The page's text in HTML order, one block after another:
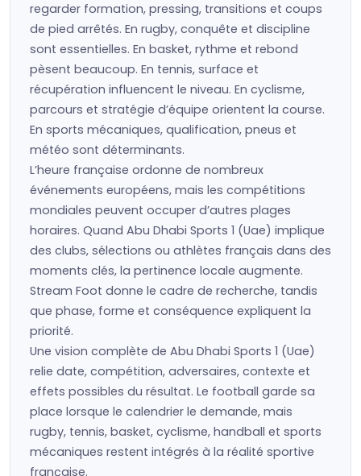
regarder formation, pressing, transitions et coups
de pied arrêtés. En rugby, conquête et discipline
sont essentielles. En basket, rythme et rebond
pèsent beaucoup. En tennis, surface et
récupération influencent le niveau. En cyclisme,
parcours et stratégie d’équipe orientent la course.
En sports mécaniques, qualification, pneus et
météo sont déterminants.
L’heure française ordonne de nombreux
événements européens, mais les compétitions
mondiales peuvent occuper d’autres plages
horaires. Quand Abu Dhabi Sports 1 (Uae) implique
des clubs, sélections ou athlètes français dans des
moments clés, la pertinence locale augmente.
Stream Foot donne le cadre de recherche, tandis
que phase, forme et conséquence expliquent la
priorité.
Une vision complète de Abu Dhabi Sports 1 (Uae)
relie date, compétition, adversaires, contexte et
effets possibles du résultat. Le football garde sa
place lorsque le calendrier le demande, mais
rugby, tennis, basket, cyclisme, handball et sports
mécaniques restent intégrés à la réalité sportive
française.